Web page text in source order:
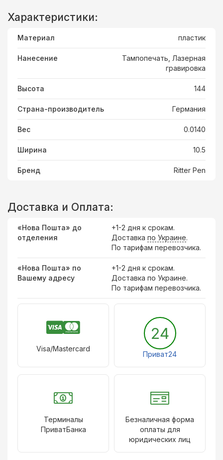
Характеристики:
Материал пластик
Нанесение
Тампопечать, Лазерная
гравировка
Высота 144
Страна-производитель Германия
Вес 0.0140
Ширина 10.5
Бренд Ritter Pen
Доставка и Оплата:
«Нова Пошта» до
отделения
+1-2 дня к срокам.
Доставка по Украине.
По тарифам перевозчика.
«Нова Пошта» по
Вашему адресу
+1-2 дня к срокам.
Доставка по Украине.
По тарифам перевозчика.
Visa/Mastercard
24
Приват24
Терминалы
ПриватБанка
Безналичная форма
оплаты для
юридических лиц